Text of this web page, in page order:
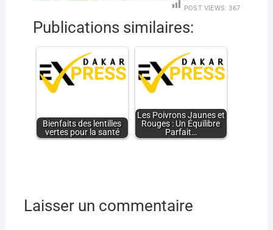
POST VIEWS: 367
Publications similaires:
Bienfaits des lentilles
vertes pour la santé
Les Poivrons Jaunes et
Rouges : Un Équilibre
Parfait…
Laisser un commentaire